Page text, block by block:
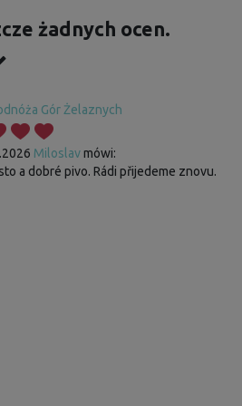
żadnych ocen.
Gór Żelaznych
Miloslavmówi:
a dobré pivo. Rádi přijedeme znovu.